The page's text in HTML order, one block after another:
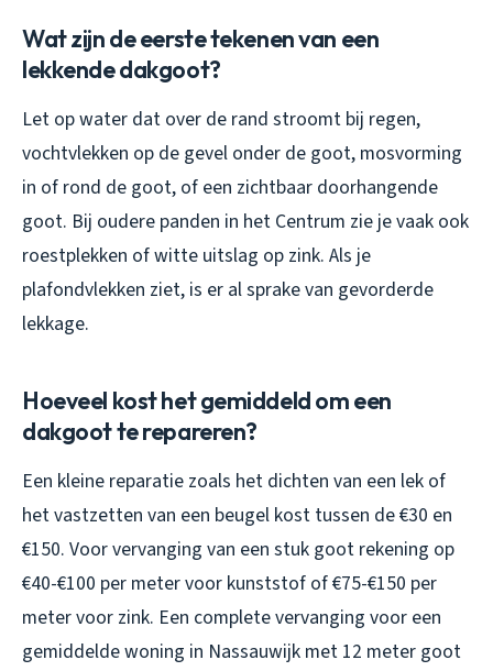
Wat zijn de eerste tekenen van een
lekkende dakgoot?
Let op water dat over de rand stroomt bij regen,
vochtvlekken op de gevel onder de goot, mosvorming
in of rond de goot, of een zichtbaar doorhangende
goot. Bij oudere panden in het Centrum zie je vaak ook
roestplekken of witte uitslag op zink. Als je
plafondvlekken ziet, is er al sprake van gevorderde
lekkage.
Hoeveel kost het gemiddeld om een
dakgoot te repareren?
Een kleine reparatie zoals het dichten van een lek of
het vastzetten van een beugel kost tussen de €30 en
€150. Voor vervanging van een stuk goot rekening op
€40-€100 per meter voor kunststof of €75-€150 per
meter voor zink. Een complete vervanging voor een
gemiddelde woning in Nassauwijk met 12 meter goot